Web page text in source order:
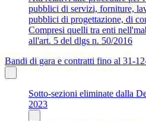
pubblici di servizi, forniture,
pubblici di progettazione, di
Compresi quelli tra enti
all'art. 5 del dlgs n. 50/2016
Bandi di gara e contratti fino al 31-
Sotto-sezioni eliminate dalla
2023